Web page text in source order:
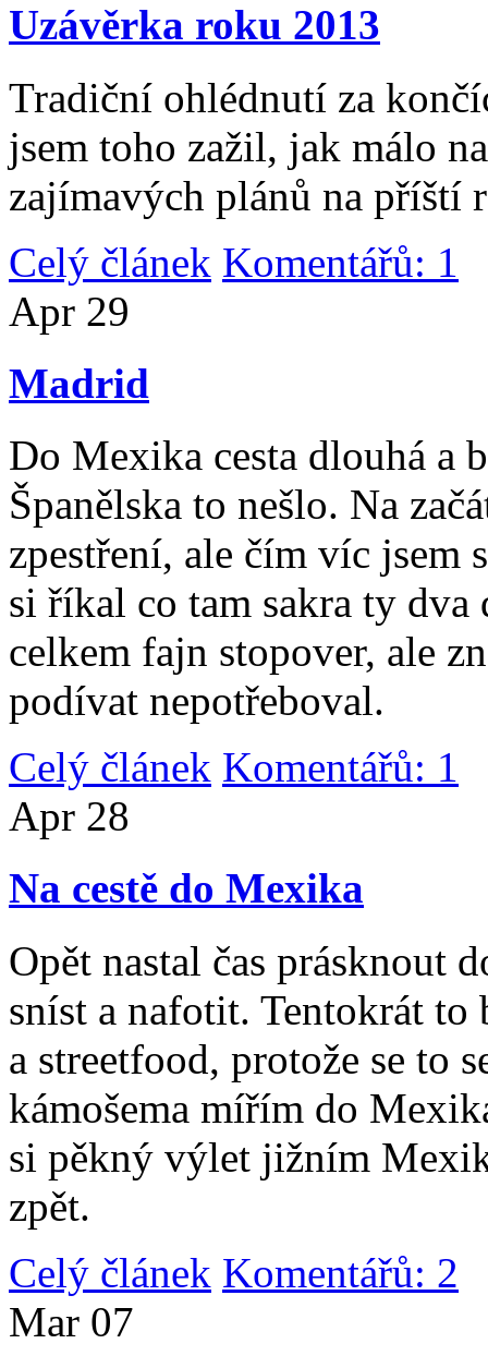
Uzávěrka roku 2013
Tradiční ohlédnutí za
jsem toho zažil, jak málo
zajímavých plánů na příští
Celý článek Komentářů: 1
Apr 29
Madrid
Do Mexika cesta dlouhá a
Španělska to nešlo. Na
zpestření, ale čím víc jsem
si říkal co tam sakra ty
celkem fajn stopover, ale
podívat nepotřeboval.
Celý článek Komentářů: 1
Apr 28
Na cestě do Mexika
Opět nastal čas prásknout
sníst a nafotit. Tentokrát
a streetfood, protože se to
kámošema mířím do
si pěkný výlet jižním
zpět.
Celý článek Komentářů: 2
Mar 07